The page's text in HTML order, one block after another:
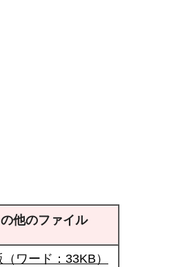
他のファイル
ワード：33KB）